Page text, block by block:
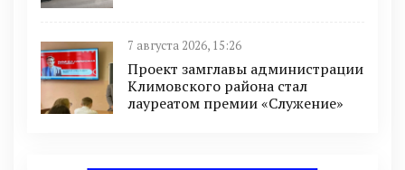
7 августа 2026, 15:26
Проект замглавы администрации
Климовского района стал
лауреатом премии «Служение»